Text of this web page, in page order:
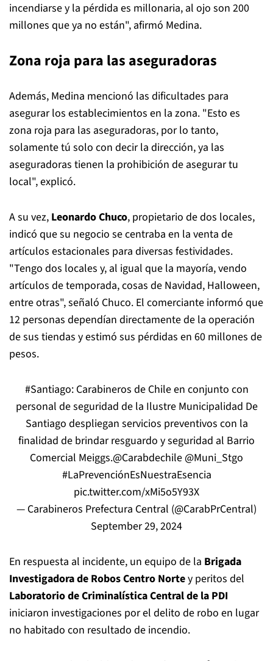
incendiarse y la pérdida es millonaria, al ojo son 200
millones que ya no están", afirmó Medina.
Zona roja para las aseguradoras
Además, Medina mencionó las dificultades para
asegurar los establecimientos en la zona. "Esto es
zona roja para las aseguradoras, por lo tanto,
solamente tú solo con decir la dirección, ya las
aseguradoras tienen la prohibición de asegurar tu
local", explicó.
A su vez, Leonardo Chuco, propietario de dos locales,
indicó que su negocio se centraba en la venta de
artículos estacionales para diversas festividades.
"Tengo dos locales y, al igual que la mayoría, vendo
artículos de temporada, cosas de Navidad, Halloween,
entre otras", señaló Chuco. El comerciante informó que
12 personas dependían directamente de la operación
de sus tiendas y estimó sus pérdidas en 60 millones de
pesos.
#Santiago: Carabineros de Chile en conjunto con
personal de seguridad de la Ilustre Municipalidad De
Santiago despliegan servicios preventivos con la
finalidad de brindar resguardo y seguridad al Barrio
Comercial Meiggs.@Carabdechile @Muni_Stgo
#LaPrevenciónEsNuestraEsencia
pic.twitter.com/xMi5o5Y93X
— Carabineros Prefectura Central (@CarabPrCentral)
September 29, 2024
En respuesta al incidente, un equipo de la Brigada
Investigadora de Robos Centro Nortey peritos del
Laboratorio de Criminalística Central de la PDI
iniciaron investigaciones por el delito de robo en lugar
no habitado con resultado de incendio.